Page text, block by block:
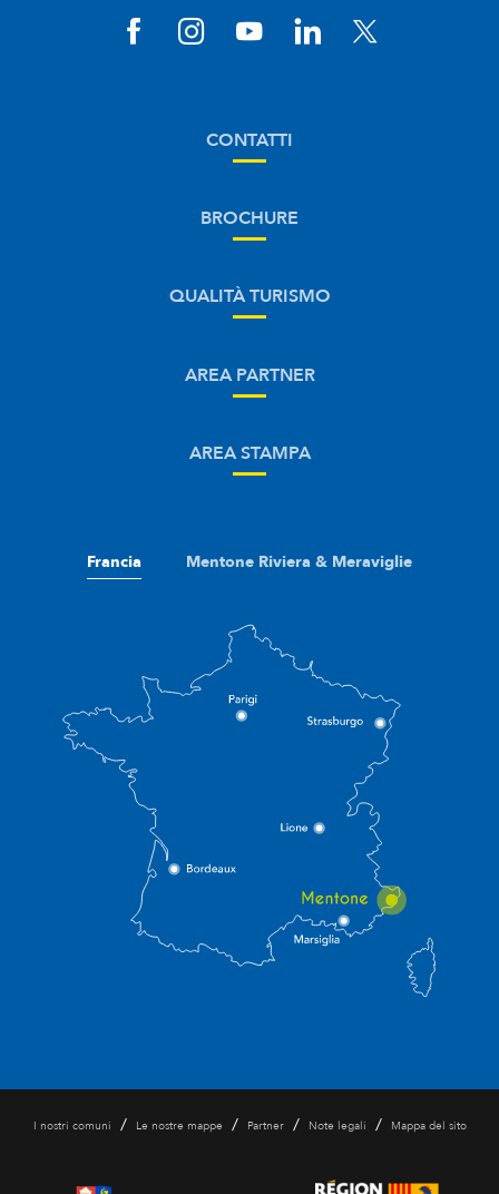
CONTATTI
BROCHURE
QUALITÀ TURISMO
AREA PARTNER
AREA STAMPA
Francia Mentone Riviera & Meraviglie
I nostri comuni / Le nostre mappe / Partner / Note legali / Mappa del sito